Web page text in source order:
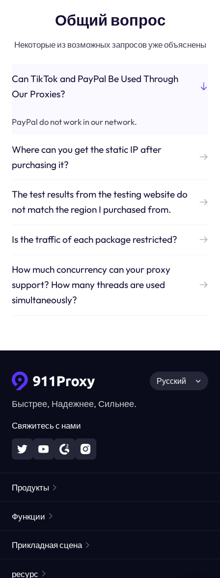
Общий вопрос
Некоторые из возможных запросов уже объяснены
Can TikTok and PayPal Be Used Through
Our Proxies?
PayPal do not work in our network.
Where can you get the static IP after
purchasing it?
The test results from the testing website do
not match the region I purchased from.
Is the traffic of each package restricted?
How much concurrency can your proxy
support? How many threads are used
simultaneously?
Быстрее, Надежнее, Сильнее.
Свяжитесь с нами
Русский
Продукты
Статические резидентные прокси
Функции
Прокси-прокси
Прикладная сцена
ресурс